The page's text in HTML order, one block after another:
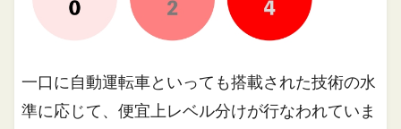
一口に自動運転車といっても搭載された技術の水
準に応じて、便宜上レベル分けが行なわれていま